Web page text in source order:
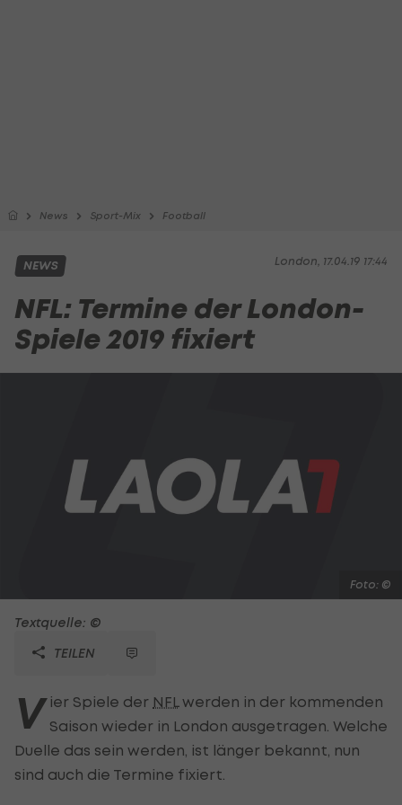
News Sport-Mix Football
London, 17.04.19 17:44
NEWS
NFL: Termine der London-
Spiele 2019 fixiert
Foto: ©
Textquelle: ©
TEILEN
V ier Spiele der NFL werden in der kommenden
Saison wieder in London ausgetragen. Welche
Duelle das sein werden, ist länger bekannt, nun
sind auch die Termine fixiert.